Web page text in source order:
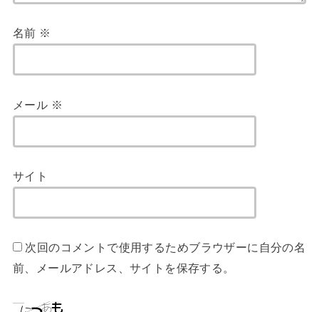
名前 ※
メール ※
サイト
次回のコメントで使用するためブラウザーに自分の名
前、メールアドレス、サイトを保存する。